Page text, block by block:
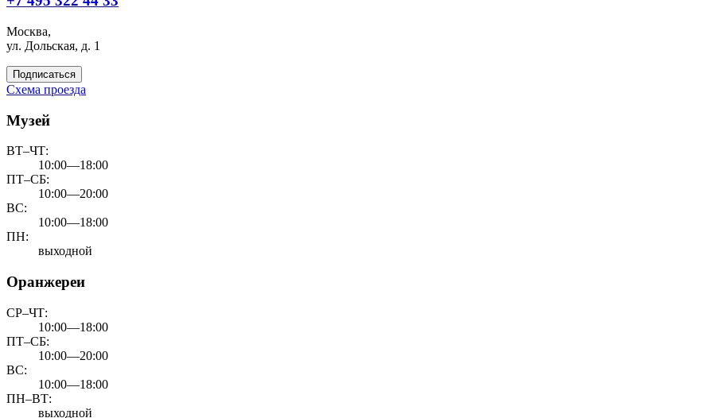
Москва,
ул. Дольская, д. 1
Подписаться
Схема проезда
Музей
ВТ–ЧТ:
10:00—18:00
ПТ–СБ:
10:00—20:00
ВС:
10:00—18:00
ПН:
выходной
Оранжереи
СР–ЧТ:
10:00—18:00
ПТ–СБ:
10:00—20:00
ВС:
10:00—18:00
ПН–ВТ:
выходной